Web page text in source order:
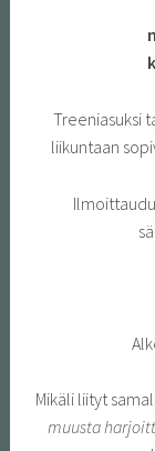
Treeniasuksi
liikuntaan
Mikäli liityt
muusta